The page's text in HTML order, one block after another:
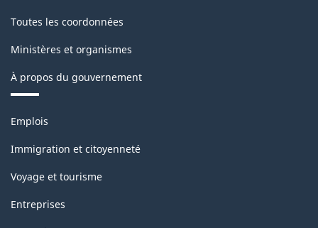
Toutes les coordonnées
Ministères et organismes
À propos du gouvernement
Thèmes
sujets
Emplois
Immigration et citoyenneté
Voyage et tourisme
Entreprises